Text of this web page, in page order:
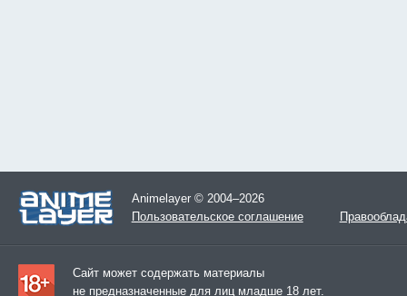
Animelayer © 2004–2026
Пользовательское соглашение
Сайт может содержать материалы
не предназначенные для лиц младше 18 лет.